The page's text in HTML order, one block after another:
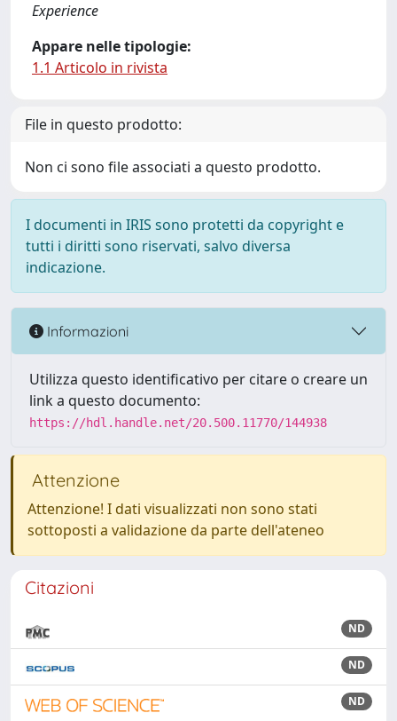
Experience
Appare nelle tipologie:
1.1 Articolo in rivista
File in questo prodotto:
Non ci sono file associati a questo prodotto.
I documenti in IRIS sono protetti da copyright e
tutti i diritti sono riservati, salvo diversa
indicazione.
Informazioni
Utilizza questo identificativo per citare o creare un
link a questo documento:
https://hdl.handle.net/20.500.11770/144938
Attenzione
Attenzione! I dati visualizzati non sono stati
sottoposti a validazione da parte dell'ateneo
Citazioni
ND
ND
ND